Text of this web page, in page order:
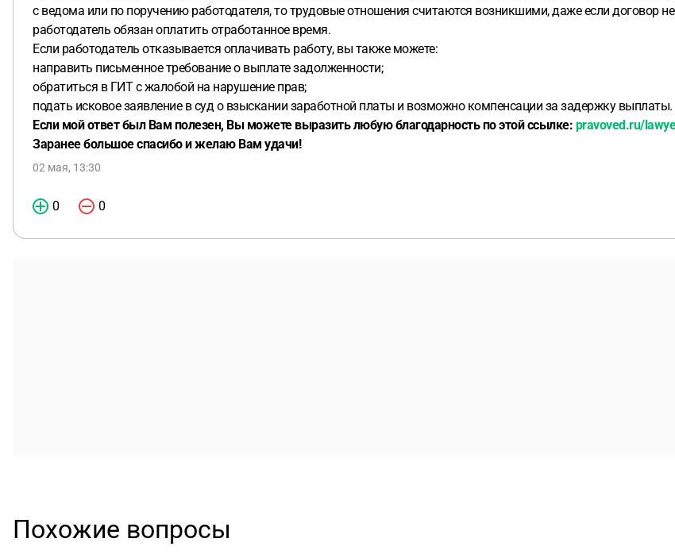
с ведома или по поручению работодателя, то трудовые отношения считаются возникшими, даже если договор
работодатель обязан оплатить отработанное время.
Если работодатель отказывается оплачивать работу, вы также можете:
направить письменное требование о выплате задолженности;
обратиться в ГИТ с жалобой на нарушение прав;
подать исковое заявление в суд о взыскании заработной платы и возможно компенсации за задержку выплаты.
Если мой ответ был Вам полезен, Вы можете выразить любую благодарность по этой ссылке: pravoved.ru/
Заранее большое спасибо и желаю Вам удачи!
02 мая, 13:30
0 0
Похожие вопросы